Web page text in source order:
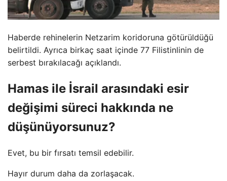
Haberde rehinelerin Netzarim koridoruna götürüldüğü
belirtildi. Ayrıca birkaç saat içinde 77 Filistinlinin de
serbest bırakılacağı açıklandı.
Hamas ile İsrail arasındaki esir
değişimi süreci hakkında ne
düşünüyorsunuz?
Evet, bu bir fırsatı temsil edebilir.
Hayır durum daha da zorlaşacak.